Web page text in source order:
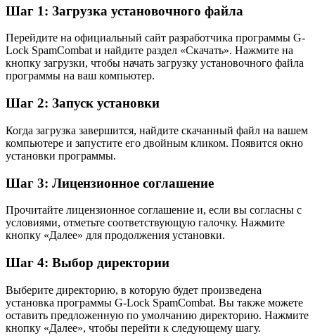
Шаг 1: Загрузка установочного файла
Перейдите на официальный сайт разработчика программы G-
Lock SpamCombat и найдите раздел «Скачать». Нажмите на
кнопку загрузки, чтобы начать загрузку установочного файла
программы на ваш компьютер.
Шаг 2: Запуск установки
Когда загрузка завершится, найдите скачанный файл на вашем
компьютере и запустите его двойным кликом. Появится окно
установки программы.
Шаг 3: Лицензионное соглашение
Прочитайте лицензионное соглашение и, если вы согласны с
условиями, отметьте соответствующую галочку. Нажмите
кнопку «Далее» для продолжения установки.
Шаг 4: Выбор директории
Выберите директорию, в которую будет произведена
установка программы G-Lock SpamCombat. Вы также можете
оставить предложенную по умолчанию директорию. Нажмите
кнопку «Далее», чтобы перейти к следующему шагу.